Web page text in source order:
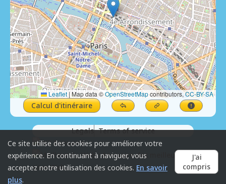
Leaflet | Map data ©OpenStreetMapcontributors,CC-BY-SA
Calcul d'itinéraire
Legals Terms of service
Ce site utilise des cookies pour améliorer votre
expérience. En continuant à naviguer, vous
acceptez notre utilisation des cookies. En savoir
plus.
J'ai
compris